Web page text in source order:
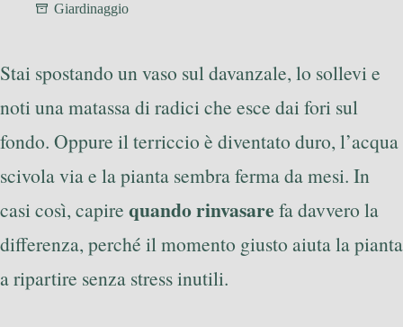
Giardinaggio
Stai spostando un vaso sul davanzale, lo sollevi e
noti una matassa di radici che esce dai fori sul
fondo. Oppure il terriccio è diventato duro, l’acqua
scivola via e la pianta sembra ferma da mesi. In
casi così, capire quando rinvasare fa davvero la
differenza, perché il momento giusto aiuta la pianta
a ripartire senza stress inutili.